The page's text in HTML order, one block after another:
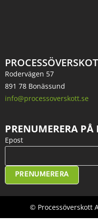
Rodervägen 57
891 78 Bonässund
info@processoverskott.se
PRENUMERERA PÅ
Epost
PRENUMERERA
© Processöverskott